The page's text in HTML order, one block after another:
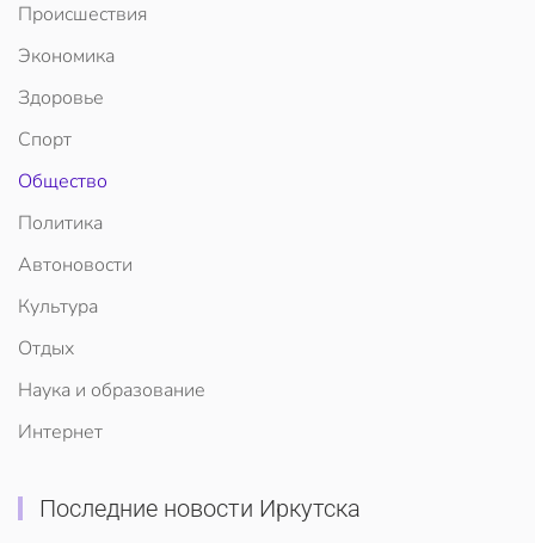
Происшествия
Экономика
Здоровье
Спорт
Общество
Политика
Автоновости
Культура
Отдых
Наука и образование
Интернет
Последние новости Иркутска